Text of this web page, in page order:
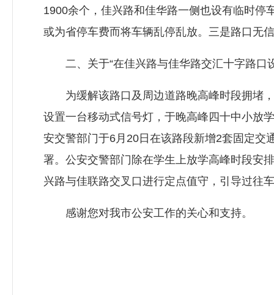
1900余个，佳兴路和佳华路一侧也设有临时停
或为省停车费而将车辆乱停乱放。三是路口无
二、关于“在佳兴路与佳华路交汇十字路口
为缓解该路口及周边道路晚高峰时段拥堵，
设置一台移动式信号灯，于晚高峰四十中小放
安交警部门于6月20日在该路段新增2套固定交
署。公安交警部门除在学生上放学高峰时段
兴路与佳联路交叉口进行定点值守，引导过往
感谢您对我市公安工作的关心和支持。